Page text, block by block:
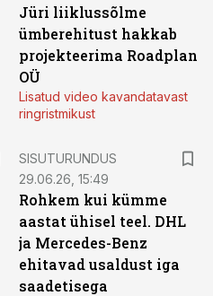
Jüri liiklussõlme
ümberehitust hakkab
projekteerima Roadplan
OÜ
Lisatud video kavandatavast
ringristmikust
SISUTURUNDUS
29.06.26, 15:49
Rohkem kui kümme
aastat ühisel teel. DHL
ja Mercedes-Benz
ehitavad usaldust iga
saadetisega